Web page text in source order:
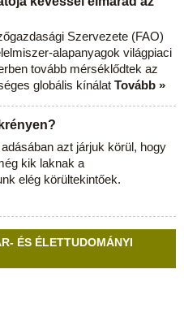
Szervezete (FAO)
alapanyagok világpiaci
tovább mérséklődtek az
globális kínálat Tovább »
azt járjuk körül, hogy
kik laknak a
elég körültekintőek.
ÉS ÉLETTUDOMÁNYI